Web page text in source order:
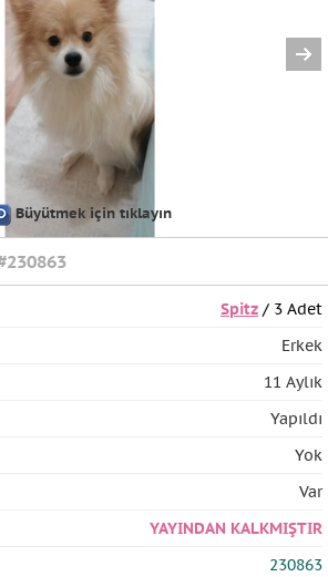
Büyütmek için tıklayın
Spitz/ 3 Adet
Erkek
11 Aylık
Yapıldı
Yok
Var
YAYINDAN KALKMIŞTIR
230863